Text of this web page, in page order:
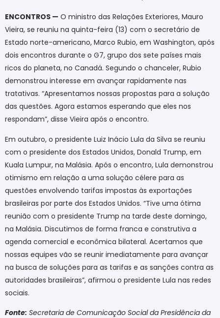
ENCONTROS — O ministro das Relações Exteriores, Mauro
Vieira, se reuniu na quinta-feira (13) com o secretário de
Estado norte-americano, Marco Rubio, em Washington, após
dois encontros durante o G7, grupo dos sete países mais
ricos do planeta, no Canadá. Segundo o chanceler, Rubio
demonstrou interesse em avançar rapidamente nas
tratativas. “Apresentamos nossas propostas para a solução
das questões. Agora estamos esperando que eles nos
respondam”, disse Vieira após o encontro.
Em outubro, o presidente Luiz Inácio Lula da Silva se reuniu
com o presidente dos Estados Unidos, Donald Trump, em
Kuala Lumpur, na Malásia. Após o encontro, Lula demonstrou
otimismo em relação a uma solução célere para as
questões envolvendo tarifas impostas às exportações
brasileiras por parte dos Estados Unidos. “Tive uma ótima
reunião com o presidente Trump na tarde deste domingo,
na Malásia. Discutimos de forma franca e construtiva a
agenda comercial e econômica bilateral. Acertamos que
nossas equipes vão se reunir imediatamente para avançar
na busca de soluções para as tarifas e as sanções contra as
autoridades brasileiras”, afirmou o presidente Lula nas redes
sociais.
Fonte: Secretaria de Comunicação Social da Presidência da